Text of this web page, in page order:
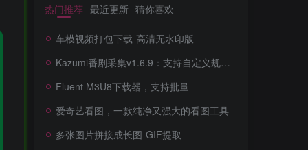
热门推荐 最近更新 猜你喜欢
车模视频打包下载-高清无水印版
Kazumi番剧采集v1.6.9：支持自定义规则+在线观看+弹幕，跨平台下载
Fluent M3U8下载器，支持批量
爱奇艺看图，一款纯净又强大的看图工具
多张图片拼接成长图-GIF提取